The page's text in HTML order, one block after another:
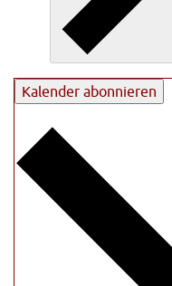
Kalender abonnieren